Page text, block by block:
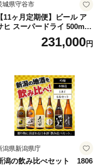
城県守谷市
【11ヶ月定期便】ビール ア
ヒ スーパードライ 500ml 2
4本 1ケース×11ヶ月 | アサヒ
ビール 究極の辛口 酒 お酒 ア
uper dry 11回 缶ビール 缶 ギ
フト 内祝い 茨城県守谷市 送
料無料
231,000円
潟県新潟県庁
潟の飲み比べセット 1806